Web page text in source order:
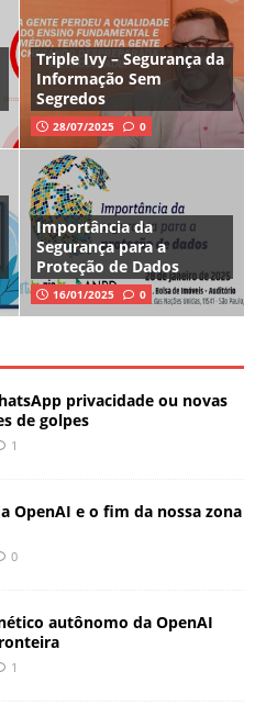
Triple Ivy – Segurança da
Informação Sem
Segredos
28/07/2025 0
Importância da
Segurança para a
Proteção de Dados
16/01/2025 0
privacidade ou novas
de golpes
1
OpenAI e o fim da nossa zona
0
autônomo da OpenAI
1